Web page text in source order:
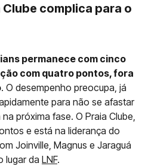
complica para o
permanece com cinco
com quatro pontos, fora
. O desempenho preocupa, já
para não se afastar
próxima fase. O Praia Clube,
e está na liderança do
Joinville, Magnus e Jaraguá
lugar da LNF.